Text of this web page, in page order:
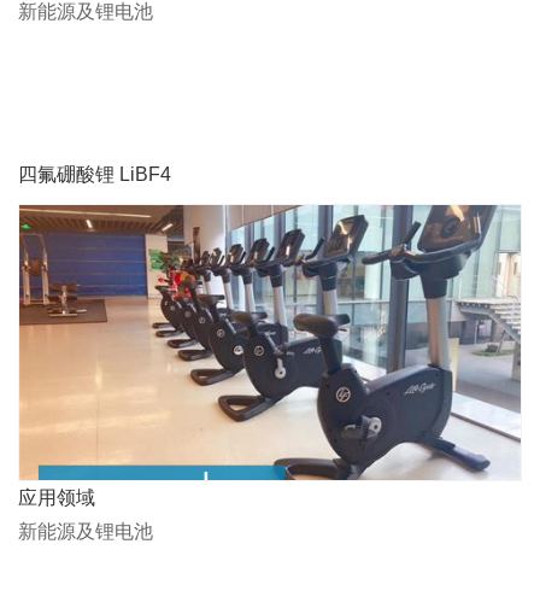
新能源及锂电池
四氟硼酸锂 LiBF4
应用领域
新能源及锂电池